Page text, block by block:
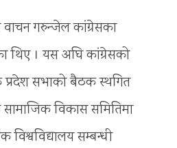
वाचन गरुन्जेल कांग्रेसका
थिए । यस अघि कांग्रेसको
सभाको बैठक स्थगित
विकास समितिमा
विश्वविद्यालय सम्बन्धी